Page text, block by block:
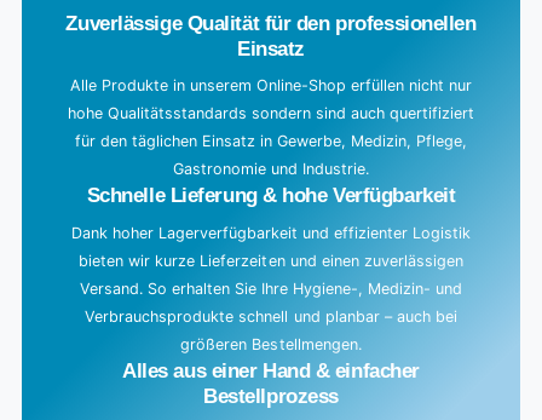
Zuverlässige Qualität für den professionellen
Einsatz
Alle Produkte in unserem Online-Shop erfüllen nicht nur
hohe Qualitätsstandards sondern sind auch quertifiziert
für den täglichen Einsatz in Gewerbe, Medizin, Pflege,
Gastronomie und Industrie.
Schnelle Lieferung & hohe Verfügbarkeit
Dank hoher Lagerverfügbarkeit und effizienter Logistik
bieten wir kurze Lieferzeiten und einen zuverlässigen
Versand. So erhalten Sie Ihre Hygiene-, Medizin- und
Verbrauchsprodukte schnell und planbar – auch bei
größeren Bestellmengen.
Alles aus einer Hand & einfacher
Bestellprozess